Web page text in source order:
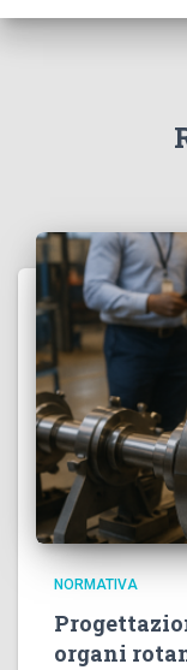
NORMATIVA
organi